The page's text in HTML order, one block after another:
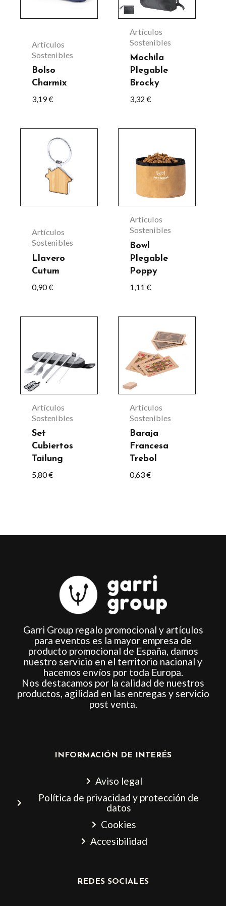
Artículos
Sostenibles
Bolso
Charmix
3,19€
opciones
se
pueden
elegir
en
página
producto
Artículos
Sostenibles
Mochila
Plegable
Brocky
3,32 €
variantes.
Las
opciones
se
pueden
elegir
en
producto
Artículos
Sostenibles
Llavero
Cutum
0,90€
Artículos
Sostenibles
Bowl
Plegable
Poppy
1,11 €
Artículos
Sostenibles
Set
Cubiertos
Tailung
5,80€
Artículos
Sostenibles
Baraja
Francesa
Trebol
0,63€
Garri Group regalo promocional y artículos
para eventos es la mayor empresa de
producto promocional de España, damos
nuestro servicio en el territorio nacional y
hacemos envíos por toda Europa.
Nos destacamos por la calidad de nuestros
productos, agilidad en las entregas y servicio
post venta.
INFORMACIÓN DE INTERÉS
Aviso legal
Política de privacidad y protección de
datos
Cookies
Accesibilidad
REDES SOCIALES